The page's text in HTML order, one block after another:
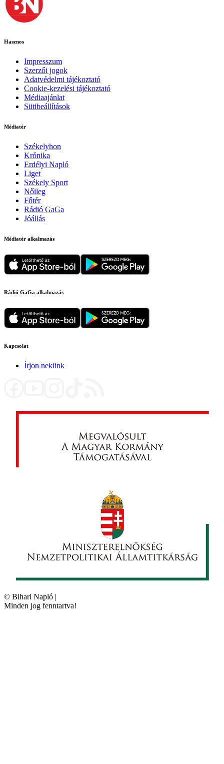
Hasznos
Impresszum
Szerzői jogok
Adatvédelmi tájékoztató
Cookie-kezelési tájékoztató
Médiaajánlat
Sütibeállítások
Médiatér
Székelyhon
Krónika
Erdélyi Napló
Liget
Székely Sport
Nőileg
Főtér
Rádió GaGa
Jóállás
Médiatér alkalmazás
Rádió GaGa alkalmazás
Kapcsolat
Írjon nekünk
© Bihari Napló |
Minden jog fenntartva!